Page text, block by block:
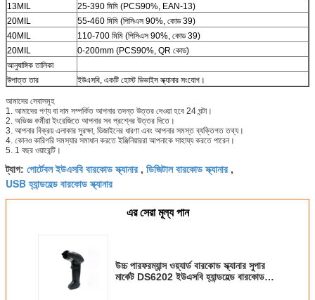
13MIL
25-390 মিমি (PCS90%, EAN-13)
20MIL
55-460 মিমি (পিসিএস 90%, কোড 39)
40MIL
110-700 মিমি (পিসিএস 90%, কোড 39)
20MIL
0-200mm (PCS90%, QR কোড)
আনুষাঙ্গিক তালিকা
উপাত্ত তার
ইউএসবি, একটি হোস্ট ডিভাইস স্ক্যানার সংযোগ।
আমাদের সেবাসমূহ
1. আমাদের পণ্য বা দাম সম্পর্কিত আপনার তদন্ত উত্তর দেওয়া হবে 24 ঘন্টা।
2. অভিজ্ঞ কর্মীরা ইংরেজিতে আপনার সব প্রশ্নের উত্তর দিতে।
3. আপনার বিক্রয় এলাকার সুরক্ষা, ডিজাইনের ধারণা এবং আপনার সমস্ত ব্যক্তিগত তথ্য।
4. কোনও কারিগরি সমস্যার সমাধান করতে ইঞ্জিনিয়াররা আপনাকে সাহায্য করতে পারেন।
5. 1 বছর ওয়ারেন্টি।
ট্যাগ: পোর্টেবল ইউএসবি বারকোড স্ক্যানার , ডিজিটাল বারকোড স্ক্যানার ,
USB হ্যান্ডহেল্ড বারকোড স্ক্যানার
এর সেরা মূল্য পান
উচ্চ পারফরম্যান্স ওয়্যার্ড বারকোড স্ক্যানার সুপার
মার্কেট DS6202 ইউএসবি হ্যান্ডহেল্ড বারকোড